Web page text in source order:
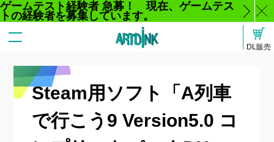
ゲームテスト経験者 急募！ 現在、ゲームテス
トの経験者を募集しています。
じ
DL販売
Steam用ソフト「A列車
で行こう9 Version5.0 コ